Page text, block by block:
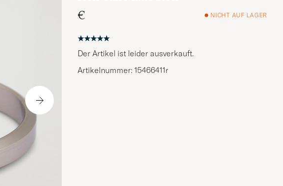
€
NICHT AUF LAGER
Der Artikel ist leider ausverkauft.
Artikelnummer: 15466411r